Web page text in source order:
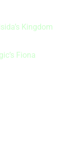
Kingdom
Fiona